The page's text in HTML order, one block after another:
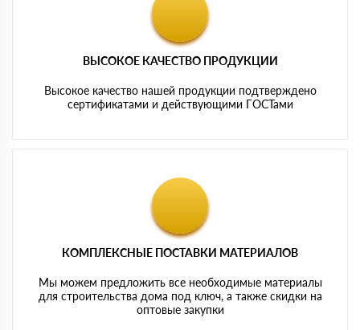
ВЫСОКОЕ КАЧЕСТВО ПРОДУКЦИИ
Высокое качество нашей продукции подтверждено
сертификатами и действующими ГОСТами
КОМПЛЕКСНЫЕ ПОСТАВКИ МАТЕРИАЛОВ
Мы можем предложить все необходимые материалы
для строительства дома под ключ, а также скидки на
оптовые закупки